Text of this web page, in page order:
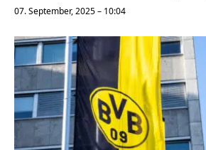
07. September, 2025 – 10:04